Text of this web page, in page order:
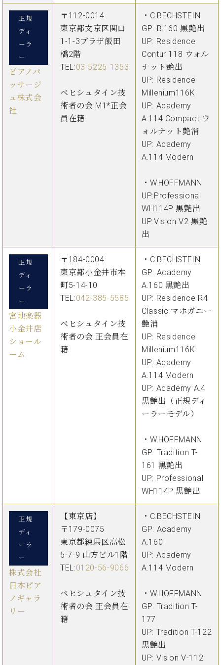
C.BECHSTEIN
Digital(ベ
セ
ン
タ
ー
ス
フ
ノ特
選中
古】
イ
ン
ト
情
報
い
合
せ
ア
ー
テ
正規
ディ
ーラ
ー
ピアノパ
ッサージ
ュ株式会
社
〒112-0014
東京都文京区関口
1-1-3プラザ飯田
橋2階
TEL:03-5225-1353
ベヒシュタイン技
術者の会 M1*正会
員在籍
・C.BECHSTEIN
GP: B.160 黒艶出
UP: Residence
Contur 118 ウォル
ナット艶出
UP: Residence
Millenium116K
UP: Academy
A.114 Compact ウ
ォルナット艶消
UP: Academy
A.114 Modern
・W.HOFFMANN
UP:Professional
WH114P 黒艶出
UP:Vision V2 黒艶
出
正規
ディ
ーラ
ー
宮地楽器
小金井店
ショール
ーム
〒184-0004
東京都小金井市本
町5-14-10
TEL:042-385-5585
ベヒシュタイン技
術者の会 正会員在
籍
・C.BECHSTEIN
GP: Academy
A.160 黒艶出
UP: Residence R4
Classic マホガニー
艶消
UP: Residence
Millenium116K
UP: Academy
A.114 Modern
UP: Academy A.4
黒艶出（正規ディ
ーラーモデル）
・W.HOFFMANN
GP: Tradition T-
161 黒艶出
UP: Professional
WH114P 黒艶出
正規
ディ
ーラ
ー
株式会社
日本ピア
ノギャラ
リー
【東京店】
〒179-0075
東京都練馬区高松
5-7-9 山方ビル1階
TEL:0120-56-9066
ベヒシュタイン技
術者の会 正会員在
籍
・C.BECHSTEIN
GP: Academy
A.160
UP: Academy
A.114 Modern
・W.HOFFMANN
GP: Tradition T-
177
UP: Tradition T-122
黒艶出
UP: Vision V-112